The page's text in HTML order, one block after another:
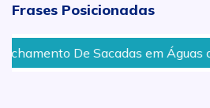
Frases Posicionadas
em Águas de São Pedro, SP